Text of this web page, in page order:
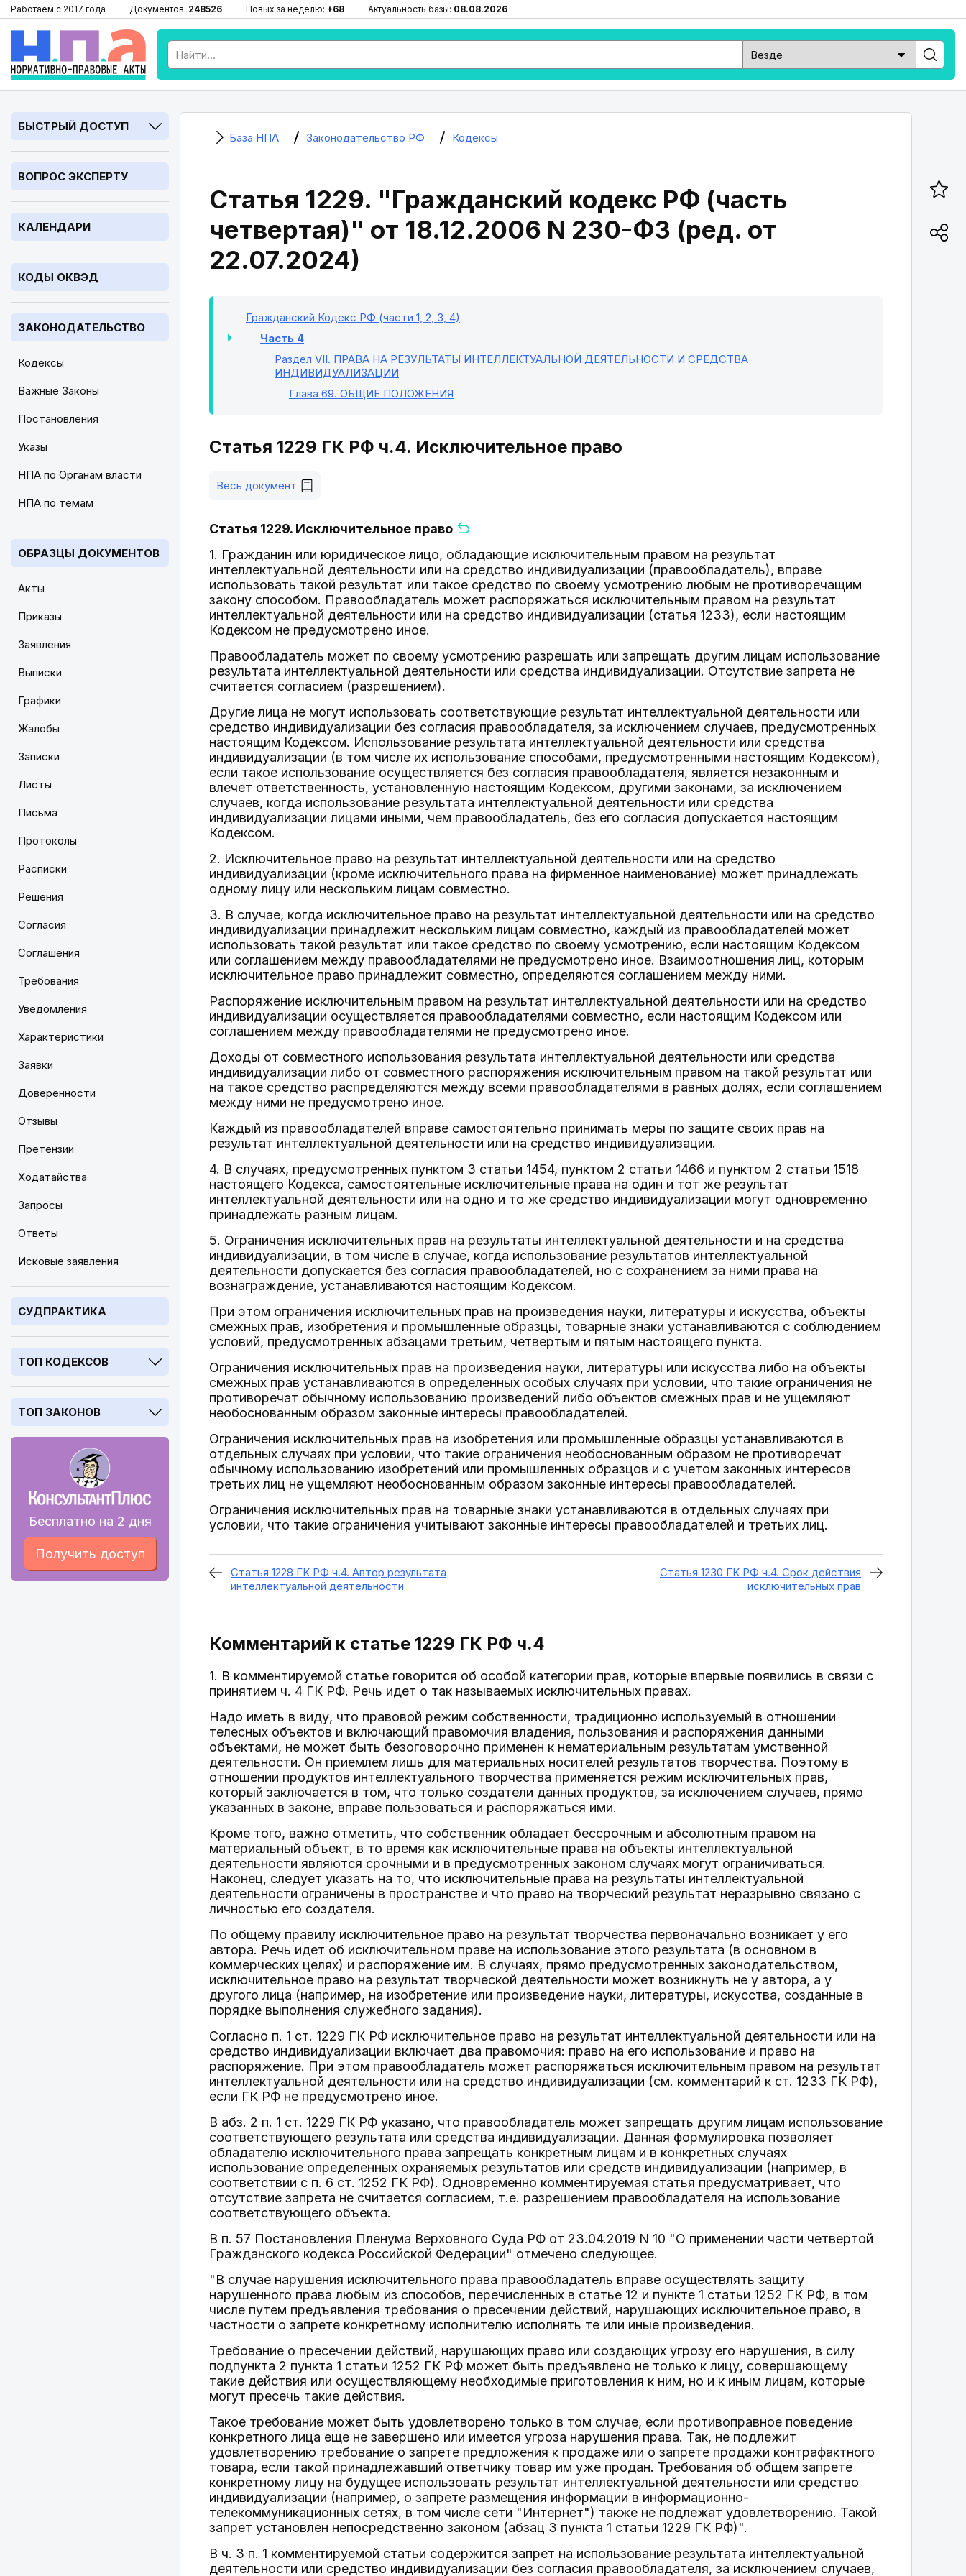
Работаем с 2017 года Документов: 248526 Новых за неделю: +68 Актуальность базы: 08.08.2026
БЫСТРЫЙ ДОСТУП
ВОПРОС ЭКСПЕРТУ
КАЛЕНДАРИ
КОДЫ ОКВЭД
ЗАКОНОДАТЕЛЬСТВО
Кодексы
Важные Законы
Постановления
Указы
НПА по Органам власти
НПА по темам
ОБРАЗЦЫ ДОКУМЕНТОВ
Акты
Приказы
Заявления
Выписки
Графики
Жалобы
Записки
Листы
Письма
Протоколы
Расписки
Решения
Согласия
Соглашения
Требования
Уведомления
Характеристики
Заявки
Доверенности
Отзывы
Претензии
Ходатайства
Запросы
Ответы
Исковые заявления
СУДПРАКТИКА
ТОП КОДЕКСОВ
ТОП ЗАКОНОВ
Бесплатно на 2 дня
Получить доступ
База НПА Законодательство РФ Кодексы
Статья 1229. "Гражданский кодекс РФ (часть
четвертая)" от 18.12.2006 N 230-ФЗ (ред. от
22.07.2024)
Гражданский Кодекс РФ (части 1, 2, 3, 4)
Часть 4
Раздел VII. ПРАВА НА РЕЗУЛЬТАТЫ ИНТЕЛЛЕКТУАЛЬНОЙ ДЕЯТЕЛЬНОСТИ И СРЕДСТВА
ИНДИВИДУАЛИЗАЦИИ
Глава 69. ОБЩИЕ ПОЛОЖЕНИЯ
Статья 1229 ГК РФ ч.4. Исключительное право
Весь документ
Статья 1229. Исключительное право
1. Гражданин или юридическое лицо, обладающие исключительным правом на результат
интеллектуальной деятельности или на средство индивидуализации (правообладатель), вправе
использовать такой результат или такое средство по своему усмотрению любым не противоречащим
закону способом. Правообладатель может распоряжаться исключительным правом на результат
интеллектуальной деятельности или на средство индивидуализации (статья 1233), если настоящим
Кодексом не предусмотрено иное.
Правообладатель может по своему усмотрению разрешать или запрещать другим лицам использование
результата интеллектуальной деятельности или средства индивидуализации. Отсутствие запрета не
считается согласием (разрешением).
Другие лица не могут использовать соответствующие результат интеллектуальной деятельности или
средство индивидуализации без согласия правообладателя, за исключением случаев, предусмотренных
настоящим Кодексом. Использование результата интеллектуальной деятельности или средства
индивидуализации (в том числе их использование способами, предусмотренными настоящим Кодексом),
если такое использование осуществляется без согласия правообладателя, является незаконным и
влечет ответственность, установленную настоящим Кодексом, другими законами, за исключением
случаев, когда использование результата интеллектуальной деятельности или средства
индивидуализации лицами иными, чем правообладатель, без его согласия допускается настоящим
Кодексом.
2. Исключительное право на результат интеллектуальной деятельности или на средство
индивидуализации (кроме исключительного права на фирменное наименование) может принадлежать
одному лицу или нескольким лицам совместно.
3. В случае, когда исключительное право на результат интеллектуальной деятельности или на средство
индивидуализации принадлежит нескольким лицам совместно, каждый из правообладателей может
использовать такой результат или такое средство по своему усмотрению, если настоящим Кодексом
или соглашением между правообладателями не предусмотрено иное. Взаимоотношения лиц, которым
исключительное право принадлежит совместно, определяются соглашением между ними.
Распоряжение исключительным правом на результат интеллектуальной деятельности или на средство
индивидуализации осуществляется правообладателями совместно, если настоящим Кодексом или
соглашением между правообладателями не предусмотрено иное.
Доходы от совместного использования результата интеллектуальной деятельности или средства
индивидуализации либо от совместного распоряжения исключительным правом на такой результат или
на такое средство распределяются между всеми правообладателями в равных долях, если соглашением
между ними не предусмотрено иное.
Каждый из правообладателей вправе самостоятельно принимать меры по защите своих прав на
результат интеллектуальной деятельности или на средство индивидуализации.
4. В случаях, предусмотренных пунктом 3 статьи 1454, пунктом 2 статьи 1466 и пунктом 2 статьи 1518
настоящего Кодекса, самостоятельные исключительные права на один и тот же результат
интеллектуальной деятельности или на одно и то же средство индивидуализации могут одновременно
принадлежать разным лицам.
5. Ограничения исключительных прав на результаты интеллектуальной деятельности и на средства
индивидуализации, в том числе в случае, когда использование результатов интеллектуальной
деятельности допускается без согласия правообладателей, но с сохранением за ними права на
вознаграждение, устанавливаются настоящим Кодексом.
При этом ограничения исключительных прав на произведения науки, литературы и искусства, объекты
смежных прав, изобретения и промышленные образцы, товарные знаки устанавливаются с соблюдением
условий, предусмотренных абзацами третьим, четвертым и пятым настоящего пункта.
Ограничения исключительных прав на произведения науки, литературы или искусства либо на объекты
смежных прав устанавливаются в определенных особых случаях при условии, что такие ограничения не
противоречат обычному использованию произведений либо объектов смежных прав и не ущемляют
необоснованным образом законные интересы правообладателей.
Ограничения исключительных прав на изобретения или промышленные образцы устанавливаются в
отдельных случаях при условии, что такие ограничения необоснованным образом не противоречат
обычному использованию изобретений или промышленных образцов и с учетом законных интересов
третьих лиц не ущемляют необоснованным образом законные интересы правообладателей.
Ограничения исключительных прав на товарные знаки устанавливаются в отдельных случаях при
условии, что такие ограничения учитывают законные интересы правообладателей и третьих лиц.
Статья 1228 ГК РФ ч.4. Автор результата
интеллектуальной деятельности
Статья 1230 ГК РФ ч.4. Срок действия
исключительных прав
Комментарий к статье 1229 ГК РФ ч.4
1. В комментируемой статье говорится об особой категории прав, которые впервые появились в связи с
принятием ч. 4 ГК РФ. Речь идет о так называемых исключительных правах.
Надо иметь в виду, что правовой режим собственности, традиционно используемый в отношении
телесных объектов и включающий правомочия владения, пользования и распоряжения данными
объектами, не может быть безоговорочно применен к нематериальным результатам умственной
деятельности. Он приемлем лишь для материальных носителей результатов творчества. Поэтому в
отношении продуктов интеллектуального творчества применяется режим исключительных прав,
который заключается в том, что только создатели данных продуктов, за исключением случаев, прямо
указанных в законе, вправе пользоваться и распоряжаться ими.
Кроме того, важно отметить, что собственник обладает бессрочным и абсолютным правом на
материальный объект, в то время как исключительные права на объекты интеллектуальной
деятельности являются срочными и в предусмотренных законом случаях могут ограничиваться.
Наконец, следует указать на то, что исключительные права на результаты интеллектуальной
деятельности ограничены в пространстве и что право на творческий результат неразрывно связано с
личностью его создателя.
По общему правилу исключительное право на результат творчества первоначально возникает у его
автора. Речь идет об исключительном праве на использование этого результата (в основном в
коммерческих целях) и распоряжение им. В случаях, прямо предусмотренных законодательством,
исключительное право на результат творческой деятельности может возникнуть не у автора, а у
другого лица (например, на изобретение или произведение науки, литературы, искусства, созданные в
порядке выполнения служебного задания).
Согласно п. 1 ст. 1229 ГК РФ исключительное право на результат интеллектуальной деятельности или на
средство индивидуализации включает два правомочия: право на его использование и право на
распоряжение. При этом правообладатель может распоряжаться исключительным правом на результат
интеллектуальной деятельности или на средство индивидуализации (см. комментарий к ст. 1233 ГК РФ),
если ГК РФ не предусмотрено иное.
В абз. 2 п. 1 ст. 1229 ГК РФ указано, что правообладатель может запрещать другим лицам использование
соответствующего результата или средства индивидуализации. Данная формулировка позволяет
обладателю исключительного права запрещать конкретным лицам и в конкретных случаях
использование определенных охраняемых результатов или средств индивидуализации (например, в
соответствии с п. 6 ст. 1252 ГК РФ). Одновременно комментируемая статья предусматривает, что
отсутствие запрета не считается согласием, т.е. разрешением правообладателя на использование
соответствующего объекта.
В п. 57 Постановления Пленума Верховного Суда РФ от 23.04.2019 N 10 "О применении части четвертой
Гражданского кодекса Российской Федерации" отмечено следующее.
"В случае нарушения исключительного права правообладатель вправе осуществлять защиту
нарушенного права любым из способов, перечисленных в статье 12 и пункте 1 статьи 1252 ГК РФ, в том
числе путем предъявления требования о пресечении действий, нарушающих исключительное право, в
частности о запрете конкретному исполнителю исполнять те или иные произведения.
Требование о пресечении действий, нарушающих право или создающих угрозу его нарушения, в силу
подпункта 2 пункта 1 статьи 1252 ГК РФ может быть предъявлено не только к лицу, совершающему
такие действия или осуществляющему необходимые приготовления к ним, но и к иным лицам, которые
могут пресечь такие действия.
Такое требование может быть удовлетворено только в том случае, если противоправное поведение
конкретного лица еще не завершено или имеется угроза нарушения права. Так, не подлежит
удовлетворению требование о запрете предложения к продаже или о запрете продажи контрафактного
товара, если такой принадлежавший ответчику товар им уже продан. Требования об общем запрете
конкретному лицу на будущее использовать результат интеллектуальной деятельности или средство
индивидуализации (например, о запрете размещения информации в информационно-
телекоммуникационных сетях, в том числе сети "Интернет") также не подлежат удовлетворению. Такой
запрет установлен непосредственно законом (абзац 3 пункта 1 статьи 1229 ГК РФ)".
В ч. 3 п. 1 комментируемой статьи содержится запрет на использование результата интеллектуальной
деятельности или средство индивидуализации без согласия правообладателя, за исключением случаев,